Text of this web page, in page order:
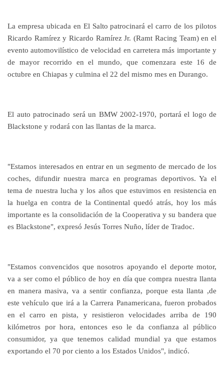
La empresa ubicada en El Salto patrocinará el carro de los pilotos
Ricardo Ramírez y Ricardo Ramírez Jr. (Ramt Racing Team) en el
evento automovilístico de velocidad en carretera más importante y
de mayor recorrido en el mundo, que comenzara este 16 de
octubre en Chiapas y culmina el 22 del mismo mes en Durango.
El auto patrocinado será un BMW 2002-1970, portará el logo de
Blackstone y rodará con las llantas de la marca.
"Estamos interesados en entrar en un segmento de mercado de los
coches, difundir nuestra marca en programas deportivos. Ya el
tema de nuestra lucha y los años que estuvimos en resistencia en
la huelga en contra de la Continental quedó atrás, hoy los más
importante es la consolidación de la Cooperativa y su bandera que
es Blackstone", expresó Jesús Torres Nuño, líder de Tradoc.
"Estamos convencidos que nosotros apoyando el deporte motor,
va a ser como el público de hoy en día que compra nuestra llanta
en manera masiva, va a sentir confianza, porque esta llanta ,de
este vehículo que irá a la Carrera Panamericana, fueron probados
en el carro en pista, y resistieron velocidades arriba de 190
kilómetros por hora, entonces eso le da confianza al público
consumidor, ya que tenemos calidad mundial ya que estamos
exportando el 70 por ciento a los Estados Unidos", indicó.